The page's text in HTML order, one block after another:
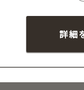
詳細